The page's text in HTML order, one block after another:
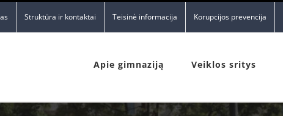
Struktūra ir kontaktai Teisinė informacija Korupcijos prevencija
Apie gimnaziją Veiklos sritys